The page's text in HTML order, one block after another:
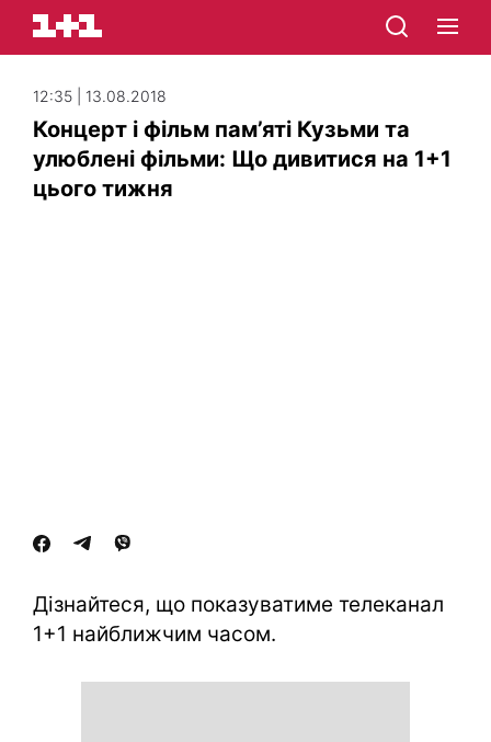
12:35 | 13.08.2018
Концерт і фільм пам’яті Кузьми та
улюблені фільми: Що дивитися на 1+1
цього тижня
Дізнайтеся, що показуватиме телеканал
1+1 найближчим часом.